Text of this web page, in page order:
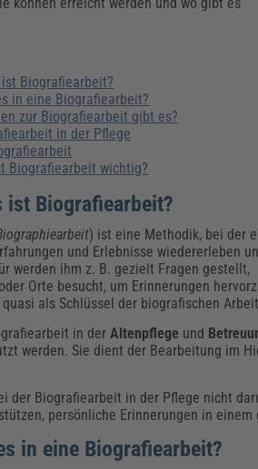
HERKERT)
& Recht
HERKERT)
Biografiearbeit?
in eine Biografiearbeit?
zur Biografiearbeit gibt es?
in der Pflege
Biografiearbeit wichtig?
ist Biografiearbeit?
) ist eine Methodik, bei der
und Erlebnisse wiedererleben
werden ihm z. B. gezielt Fragen gestellt,
Orte besucht, um Erinnerungen
als Schlüssel der biografischen
in derAltenpflege und
werden. Sie dient der Bearbeitung im
der Biografiearbeit in der Pflege nicht
persönliche Erinnerungen in
in eine Biografiearbeit?